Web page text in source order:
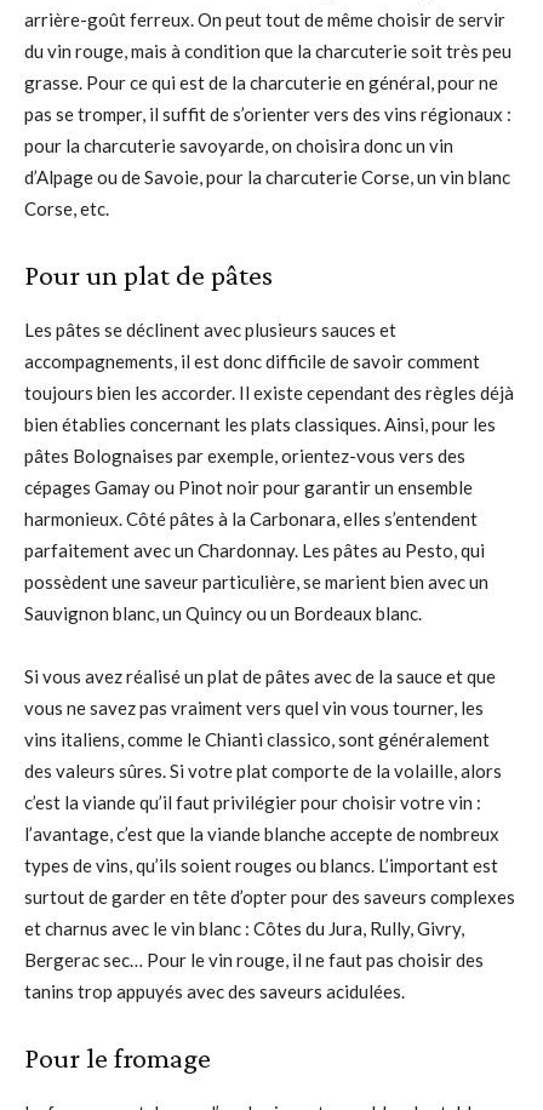
arrière-goût ferreux. On peut tout de même choisir de servir
du vin rouge, mais à condition que la charcuterie soit très peu
grasse. Pour ce qui est de la charcuterie en général, pour ne
pas se tromper, il suffit de s’orienter vers des vins régionaux :
pour la charcuterie savoyarde, on choisira donc un vin
d’Alpage ou de Savoie, pour la charcuterie Corse, un vin blanc
Corse, etc.
Pour un plat de pâtes
Les pâtes se déclinent avec plusieurs sauces et
accompagnements, il est donc difficile de savoir comment
toujours bien les accorder. Il existe cependant des règles déjà
bien établies concernant les plats classiques. Ainsi, pour les
pâtes Bolognaises par exemple, orientez-vous vers des
cépages Gamay ou Pinot noir pour garantir un ensemble
harmonieux. Côté pâtes à la Carbonara, elles s’entendent
parfaitement avec un Chardonnay. Les pâtes au Pesto, qui
possèdent une saveur particulière, se marient bien avec un
Sauvignon blanc, un Quincy ou un Bordeaux blanc.
Si vous avez réalisé un plat de pâtes avec de la sauce et que
vous ne savez pas vraiment vers quel vin vous tourner, les
vins italiens, comme le Chianti classico, sont généralement
des valeurs sûres. Si votre plat comporte de la volaille, alors
c’est la viande qu’il faut privilégier pour choisir votre vin :
l’avantage, c’est que la viande blanche accepte de nombreux
types de vins, qu’ils soient rouges ou blancs. L’important est
surtout de garder en tête d’opter pour des saveurs complexes
et charnus avec le vin blanc : Côtes du Jura, Rully, Givry,
Bergerac sec… Pour le vin rouge, il ne faut pas choisir des
tanins trop appuyés avec des saveurs acidulées.
Pour le fromage